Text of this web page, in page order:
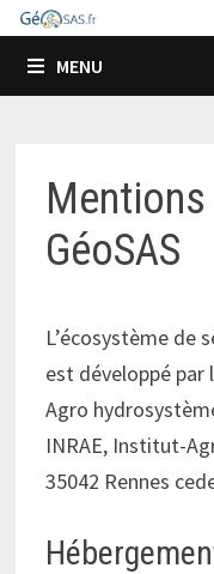
Passer
contenu
MENU
GéoSAS
L’écosystème de
est développé par
Agro
INRAE, Institut-
35042 Rennes